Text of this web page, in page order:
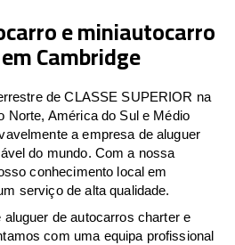
e miniautocarro
Cambridge
de CLASSE SUPERIOR na
Norte, América do Sul e Médio
a empresa de aluguer
do mundo. Com a nossa
conhecimento local em
serviço de alta qualidade.
de autocarros charter e
com uma equipa profissional